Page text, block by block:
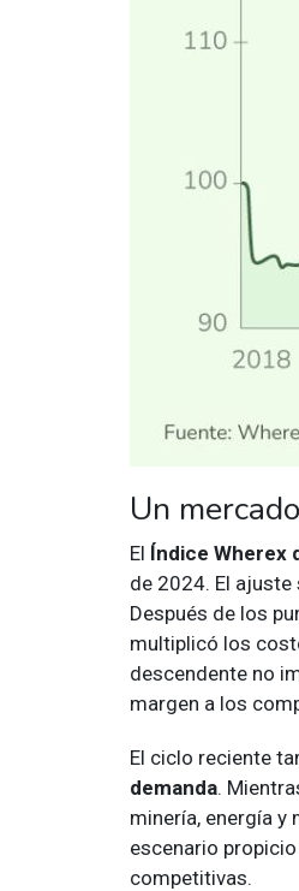
Un
El Índice Wherex
de 2024. El
Después de los
multiplicó los
descendente no
margen a los
El ciclo reciente
demanda.
minería, energía
escenario
competitivas.